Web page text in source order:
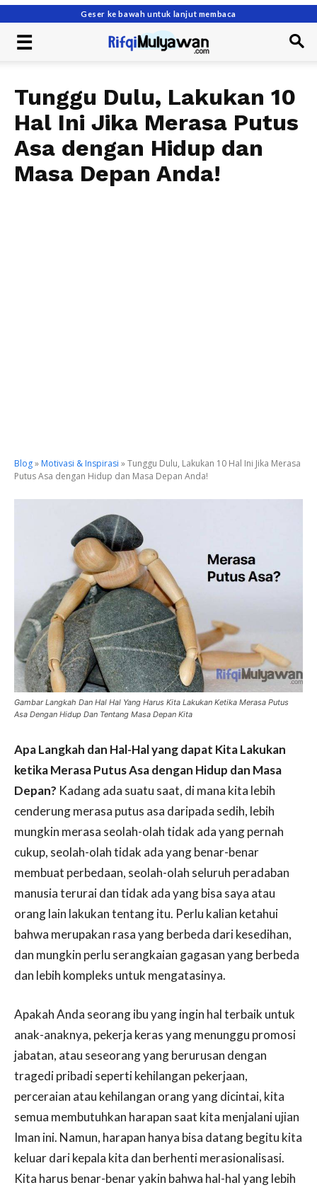
Geser ke bawah untuk lanjut membaca
Tunggu Dulu, Lakukan 10
Hal Ini Jika Merasa Putus
Asa dengan Hidup dan
Masa Depan Anda!
Blog» Motivasi & Inspirasi »Tunggu Dulu, Lakukan 10 Hal Ini Jika Merasa
Putus Asa dengan Hidup dan Masa Depan Anda!
Gambar Langkah Dan Hal Hal Yang Harus Kita Lakukan Ketika Merasa Putus
Asa Dengan Hidup Dan Tentang Masa Depan Kita
Apa Langkah dan Hal-Hal yang dapat Kita Lakukan
ketika Merasa Putus Asa dengan Hidup dan Masa
Depan? Kadang ada suatu saat, di mana kita lebih
cenderung merasa putus asa daripada sedih, lebih
mungkin merasa seolah-olah tidak ada yang pernah
cukup, seolah-olah tidak ada yang benar-benar
membuat perbedaan, seolah-olah seluruh peradaban
manusia terurai dan tidak ada yang bisa saya atau
orang lain lakukan tentang itu. Perlu kalian ketahui
bahwa merupakan rasa yang berbeda dari kesedihan,
dan mungkin perlu serangkaian gagasan yang berbeda
dan lebih kompleks untuk mengatasinya.
Apakah Anda seorang ibu yang ingin hal terbaik untuk
anak-anaknya, pekerja keras yang menunggu promosi
jabatan, atau seseorang yang berurusan dengan
tragedi pribadi seperti kehilangan pekerjaan,
perceraian atau kehilangan orang yang dicintai, kita
semua membutuhkan harapan saat kita menjalani ujian
Iman ini. Namun, harapan hanya bisa datang begitu kita
keluar dari kepala kita dan berhenti merasionalisasi.
Kita harus benar-benar yakin bahwa hal-hal yang lebih